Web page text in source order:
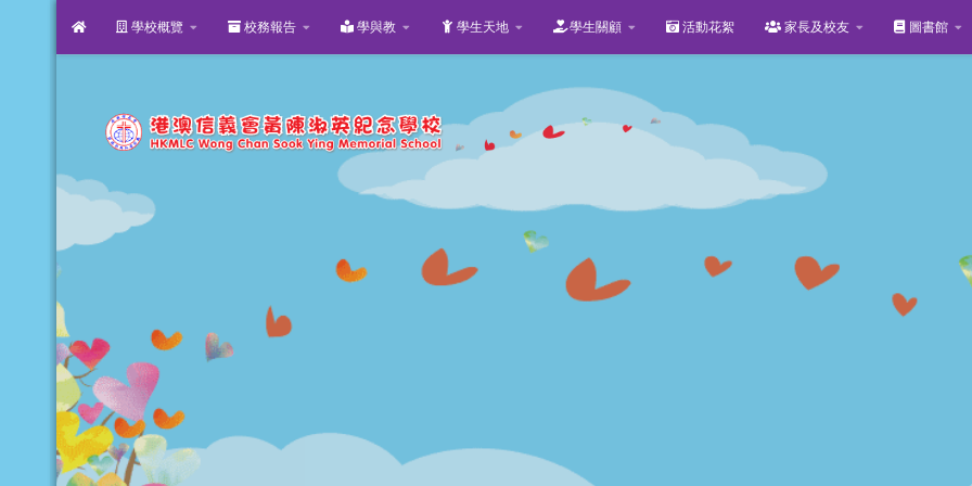
Skip to content
學校概覽 校務報告 學與教 學生天地 學生關顧 活動花絮 家長及校友 圖書館